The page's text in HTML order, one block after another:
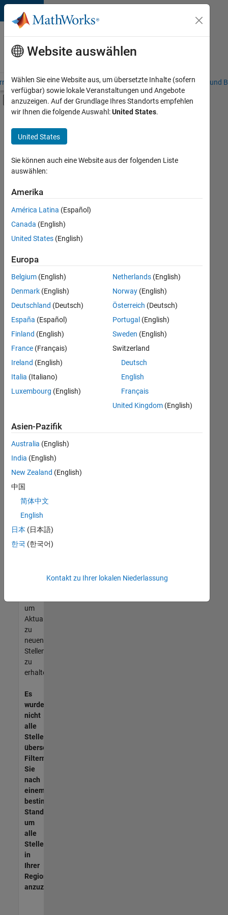
Weiter zum Inhalt
Karriere
bei
MathWorks
– Übersicht Stellensuche Niederlassungen Studierende und
Umschaltung für Off-Canvas-
Hauptinhalt
Infrastructure and Architecture
Release Engineering
User Experience
Web Applications and Services
+3
Derzeit
es
keine
offenen
Stellen,
Ihren
Suchkriterien
entsprechen.
können
die
Suchkriterien
weiter
fassen
oder
alle
Stellenangebote
anzeigen .
noch
keine
offenen
Stellen
können,
die
Ihren
entsprechen,
werden
unseres
um
Aktualisierungen
zu
neuen
Stellenangeboten
zu
erhalten.
Es
wurden
nicht
alle
Stellen
übersetzt.
Filtern
Sie
nach
einem
bestimmten
Standort,
um
alle
Stellenangebote
in
Ihrer
Region
anzuzeigen.
Website auswählen
Wählen Sie eine Website aus, um übersetzte Inhalte (sofern
verfügbar) sowie lokale Veranstaltungen und Angebote
anzuzeigen. Auf der Grundlage Ihres Standorts empfehlen
wir Ihnen die folgende Auswahl:United States.
United States
Sie können auch eine Website aus der folgenden Liste
auswählen:
Amerika
América Latina (Español)
Canada (English)
United States (English)
Europa
Belgium (English)
Denmark (English)
Deutschland (Deutsch)
España (Español)
Finland (English)
France (Français)
Ireland (English)
Italia (Italiano)
Luxembourg (English)
Netherlands(English)
Norway(English)
Österreich (Deutsch)
Portugal (English)
Sweden (English)
Switzerland
Deutsch
English
Français
United Kingdom(English)
Asien-Pazifik
Australia (English)
India (English)
New Zealand (English)
中国
简体中文
English
日本 (日本語)
한국 (한국어)
Kontakt zu Ihrer lokalen Niederlassung